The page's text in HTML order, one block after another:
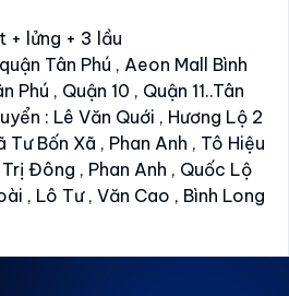
+ lửng + 3 lầu
Tân Phú , Aeon Mall Bình
Phú , Quận 10 , Quận 11..Tân
: Lê Văn Quới , Hương Lộ 2
Tư Bốn Xã , Phan Anh , Tô Hiệu
Đông , Phan Anh , Quốc Lộ
, Lô Tư , Văn Cao , Bình Long